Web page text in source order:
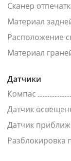
Сканер
Материал
Расположение
Материал
Датчики
Компас
Датчик
Датчик
Разблокировка